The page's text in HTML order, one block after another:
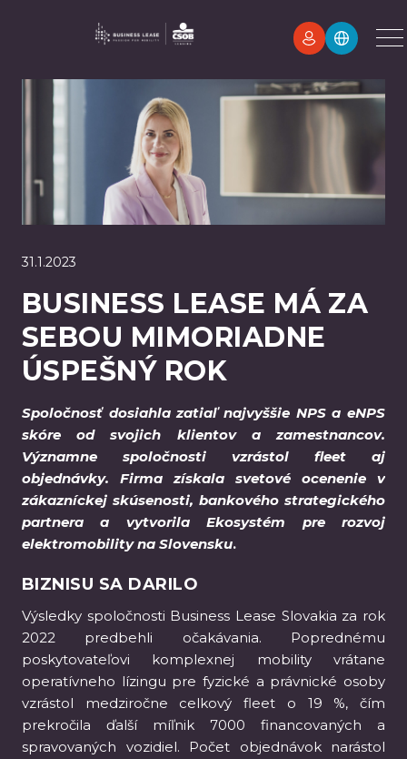
31.1.2023
BUSINESS LEASE MÁ ZA
SEBOU MIMORIADNE
ÚSPEŠNÝ ROK
Spoločnosť dosiahla zatiaľ najvyššie NPS a eNPS
skóre od svojich klientov a zamestnancov.
Významne spoločnosti vzrástol fleet aj
objednávky. Firma získala svetové ocenenie v
zákazníckej skúsenosti, bankového strategického
partnera a vytvorila Ekosystém pre rozvoj
elektromobility na Slovensku.
BIZNISU SA DARILO
Výsledky spoločnosti Business Lease Slovakia za rok
2022 predbehli očakávania. Poprednému
poskytovateľovi komplexnej mobility vrátane
operatívneho lízingu pre fyzické a právnické osoby
vzrástol medziročne celkový fleet o 19 %, čím
prekročila ďalší míľnik 7000 financovaných a
spravovaných vozidiel. Počet objednávok narástol